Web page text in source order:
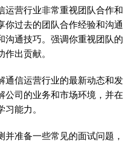
运营行业非常重视团队合作和
你过去的团队合作经验和沟通
沟通技巧。强调你重视团队的
出贡献。
通信运营行业的最新动态和发
公司的业务和市场环境，并在
能力。
准备一些常见的面试问题，